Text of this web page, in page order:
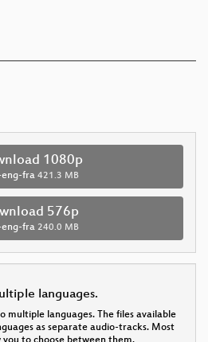
1080p
fra 421.3 MB
576p
fra 240.0 MB
languages.
multiple languages. The files available
as separate audio-tracks. Most